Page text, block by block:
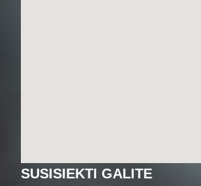
SUSISIEKTI GALITE